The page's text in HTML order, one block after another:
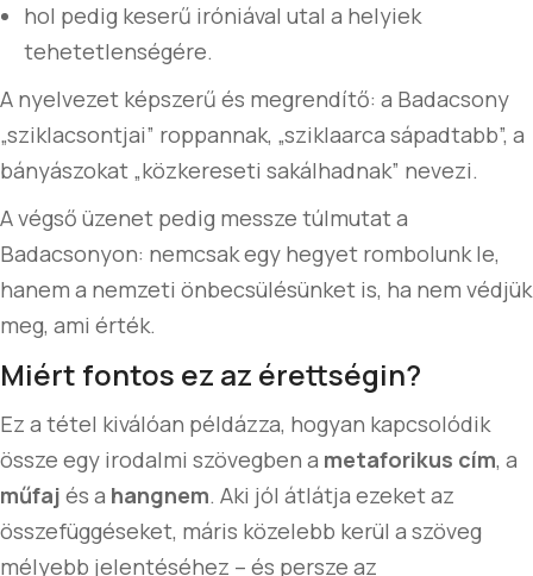
hol pedig keserű iróniával utal a helyiek
tehetetlenségére.
A nyelvezet képszerű és megrendítő: a Badacsony
„sziklacsontjai” roppannak, „sziklaarca sápadtabb”, a
bányászokat „közkereseti sakálhadnak” nevezi.
A végső üzenet pedig messze túlmutat a
Badacsonyon: nemcsak egy hegyet rombolunk le,
hanem a nemzeti önbecsülésünket is, ha nem védjük
meg, ami érték.
Miért fontos ez az érettségin?
Ez a tétel kiválóan példázza, hogyan kapcsolódik
össze egy irodalmi szövegben a metaforikus cím, a
műfaj és a hangnem. Aki jól átlátja ezeket az
összefüggéseket, máris közelebb kerül a szöveg
mélyebb jelentéséhez – és persze az